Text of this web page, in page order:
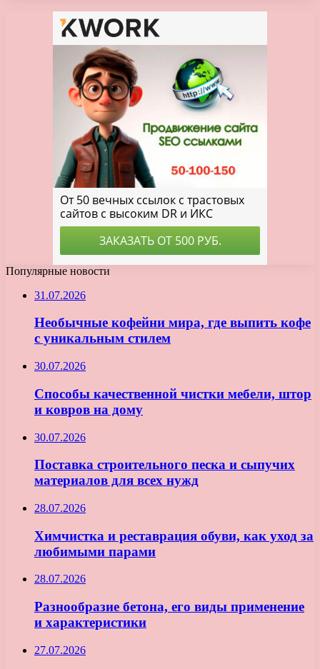
Популярные новости
31.07.2026
Необычные кофейни мира, где выпить кофе
с уникальным стилем
30.07.2026
Способы качественной чистки мебели, штор
и ковров на дому
30.07.2026
Поставка строительного песка и сыпучих
материалов для всех нужд
28.07.2026
Химчистка и реставрация обуви, как уход за
любимыми парами
28.07.2026
Разнообразие бетона, его виды применение
и характеристики
27.07.2026